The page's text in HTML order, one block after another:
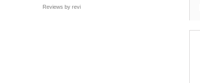
Reviews by revi